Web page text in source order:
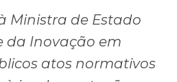
Ministra de Estado
da Inovação em
atos normativos